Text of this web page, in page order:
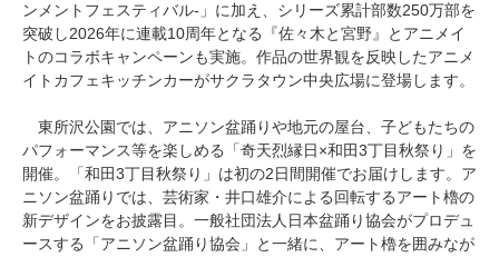
ンメントフェスティバル-」に加え、シリーズ累計部数250万部を
突破し2026年に連載10周年となる『佐々木と宮野』とアニメイ
トのコラボキャンペーンも実施。作品の世界観を反映したアニメ
イトカフェキッチンカーがサクラタウン中央広場に登場します。
東所沢公園では、アニソン盆踊りや地元の屋台、子どもたちの
パフォーマンス等を楽しめる「奇天烈縁日×和田3丁目秋祭り」を
開催。「和田3丁目秋祭り」は初の2日間開催でお届けします。ア
ニソン盆踊りでは、芸術家・井口雄介による回転するアート櫓の
新デザインをお披露目。一般社団法人日本盆踊り協会がプロデュ
ースする「アニソン盆踊り協会」と一緒に、アート櫓を囲みなが